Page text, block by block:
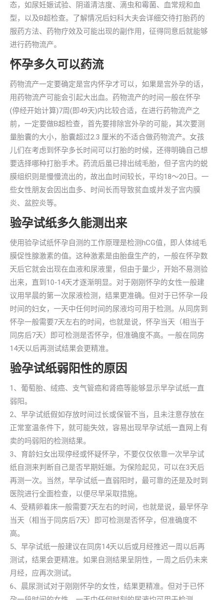
态，如尿妊娠试验、阴道清洁度、滴虫和霉菌、血常规和血
型，以及B超检查。了解情况后妇科大夫会详细交待打胎药的
服药方法、药物疗效及可能出现的副作用，征得同意后就能够
进行药物流产。
怀孕多久可以药流
药物流产一定要确定是宫内怀孕才可以，如果是宫外孕的话，
用药物流产可能会引起大出血。药物流产的时间一般在怀孕
(停经开始计算)7周(即49天)内比较合适，在进行药物流产之
前，一定要做B超检查，首先要排除宫外孕的可能，其次要测
量胎囊的大小，胎囊超过2.3 厘米的不适合做药物流产。女孩
儿们在考虑到怀孕多长时间可以打胎的时候，还得明确自己想
要选择哪种打胎手术。药流后虽已排出绒毛胎，但子宫内的蜕
膜组织则是慢慢流出的，故出血时间较长，平均18～20日。一
些女性朋友会因出血多、时间长而导致贫血或并发子宫内膜
炎、盆腔炎等。
验孕试纸多久能测出来
使用验孕试纸怀孕自测的工作原理是检测hCG值，即人体绒毛
膜促性腺激素的值。这种激素是由胎盘生产的，一般在怀孕数
天后它就会出现在血液和尿液里，但由于量少，开始不易测验
出来，直到10-14天才逐渐明显。对于刚刚怀孕的女性一般建
议用早晨的第一次尿液检测，结果更准确。但对于已怀孕一段
时间的妇女，一天中任何时间的尿液均可用于检测。从同房到
怀孕一般需要7天左右的时间，也就是说，怀孕当天（相当于
同房后7天）即可检测是否怀孕，但准确度不高。一般在同房
14天以后再测试结果会更精准。
验孕试纸弱阳性的原因
1、葡萄胎、绒癌、支气管癌和肾癌等能够显示早孕试纸一直
弱阳。
2、早孕试纸假如存放时间过长或保管不当，且未注意存放在
正常室温条件下，就可能失效，容易出现早孕试纸一直网上有
卖的吗弱阳的检测结果。
3、育龄妇女出现停经或怀疑怀孕，不要仅仅依靠一次早孕试
纸自测来判断自己是否早期妊娠。为保险起见，可以在3天后
再测一次。当然，早孕试纸一直弱阳时，最可靠的还是及时到
医院进行全面检查，以便尽早采取措施。
4、受精卵着床一般需要7天左右的时间，也就是说，最早怀孕
当天（相当于同房后7天）即可检测是否怀孕，但准确度不
高。
5、早孕试纸一般建议在同房14天以后或月经推迟一周以后再
测试，结果会更精准。如果自测结果呈阴性，一周之后仍未来
月经，应再次测试。
6、晨尿测试对于刚刚怀孕的女性，结果更精准。但对于已怀